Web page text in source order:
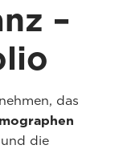
–
das
die